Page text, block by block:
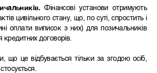
Фінансові установи отримують
цивільного стану, що, по суті, спростить і
оплати виписок з них) для позичальників
договорів.
що це відбувається тільки за згодою осіб,